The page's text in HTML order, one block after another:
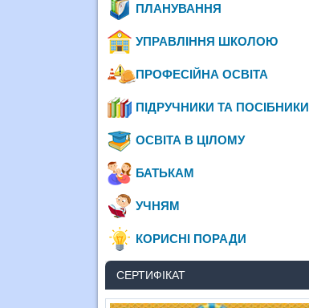
ПЛАНУВАННЯ
УПРАВЛІННЯ ШКОЛОЮ
ПРОФЕСІЙНА ОСВІТА
ПІДРУЧНИКИ ТА ПОСІБНИКИ
ОСВІТА В ЦІЛОМУ
БАТЬКАМ
УЧНЯМ
КОРИСНІ ПОРАДИ
СЕРТИФІКАТ